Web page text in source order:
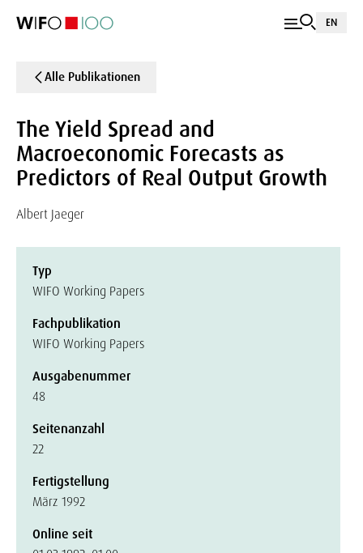
EN
Alle Publikationen
The Yield Spread and
Macroeconomic Forecasts as
Predictors of Real Output Growth
Albert Jaeger
Typ
WIFO Working Papers
Fachpublikation
WIFO Working Papers
Ausgabenummer
48
Seitenanzahl
22
Fertigstellung
März 1992
Online seit